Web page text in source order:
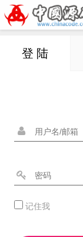
登 陆
记住我